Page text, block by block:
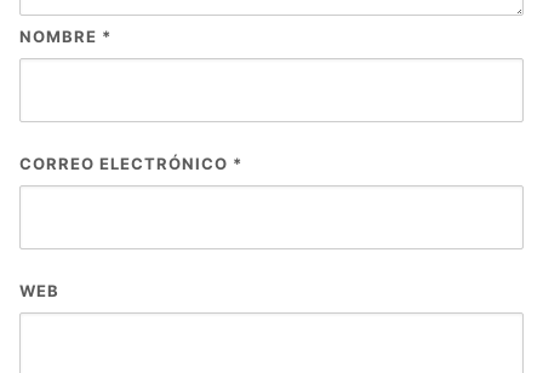
NOMBRE *
CORREO ELECTRÓNICO *
WEB